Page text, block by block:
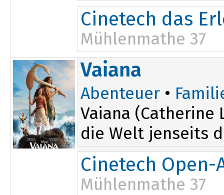
20:30
Cinetech das
Mühlenmathe 37
20:30
Vaiana
Abenteuer •
Vaiana
die Welt jenseits
Cinetech Open-
Mühlenmathe 37